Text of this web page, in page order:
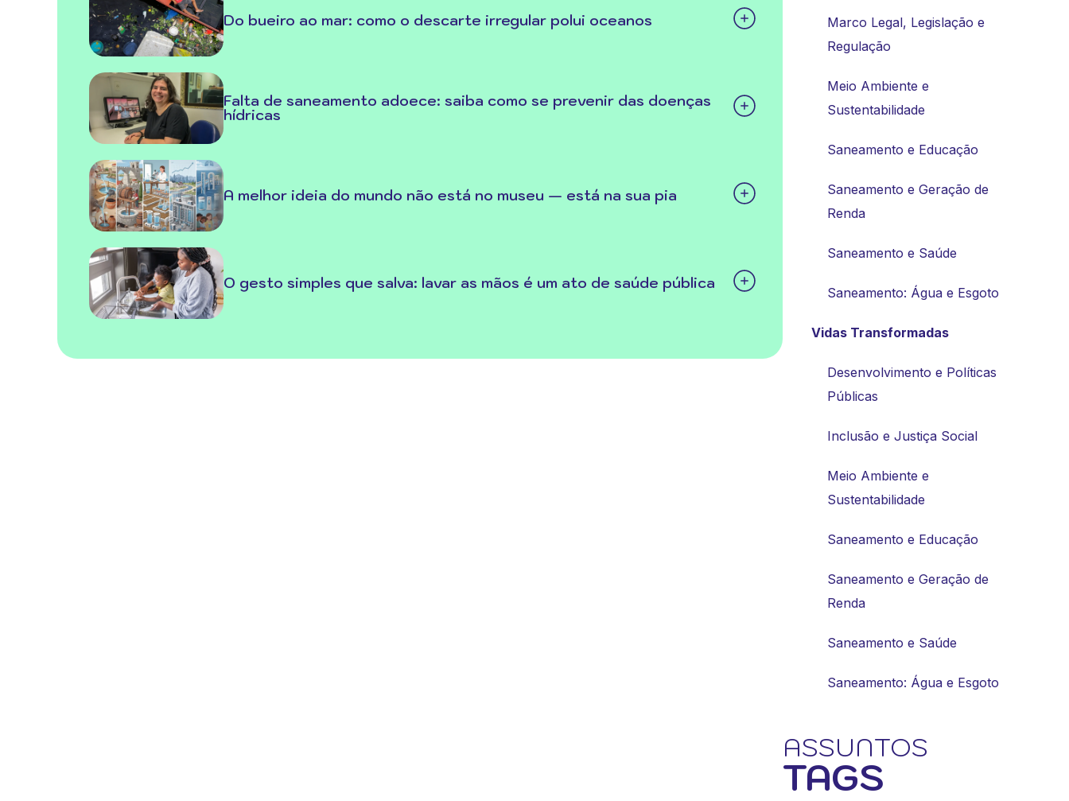
Do bueiro ao mar: como o descarte irregular polui oceanos
Falta de saneamento adoece: saiba como se prevenir das doenças
hídricas
A melhor ideia do mundo não está no museu — está na sua pia
O gesto simples que salva: lavar as mãos é um ato de saúde pública
Marco Legal, Legislação e
Regulação
Meio Ambiente e
Sustentabilidade
Saneamento e Educação
Saneamento e Geração de
Renda
Saneamento e Saúde
Saneamento: Água e Esgoto
Vidas Transformadas
Desenvolvimento e Políticas
Públicas
Inclusão e Justiça Social
Meio Ambiente e
Sustentabilidade
Saneamento e Educação
Saneamento e Geração de
Renda
Saneamento e Saúde
Saneamento: Água e Esgoto
ASSUNTOS
TAGS